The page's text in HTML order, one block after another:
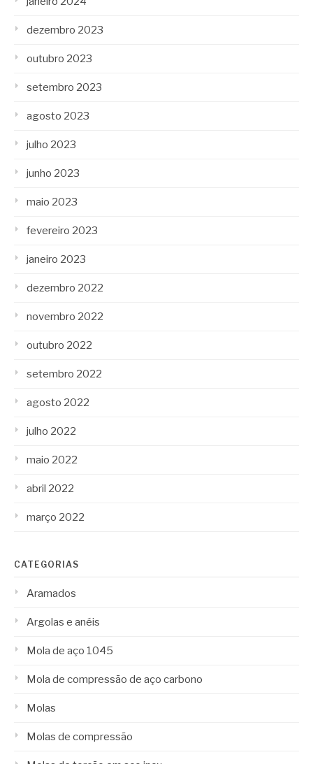
dezembro 2023
outubro 2023
setembro 2023
agosto 2023
julho 2023
junho 2023
maio 2023
fevereiro 2023
janeiro 2023
dezembro 2022
novembro 2022
outubro 2022
setembro 2022
agosto 2022
julho 2022
maio 2022
abril 2022
março 2022
CATEGORIAS
Aramados
Argolas e anéis
Mola de aço 1045
Mola de compressão de aço carbono
Molas
Molas de compressão